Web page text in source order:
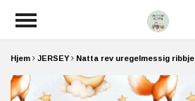
Hjem JERSEY Natta rev uregelmessig